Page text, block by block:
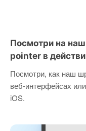
Посмотри на
pointer в
Посмотри, как наш
веб-интерфейсах
iOS.